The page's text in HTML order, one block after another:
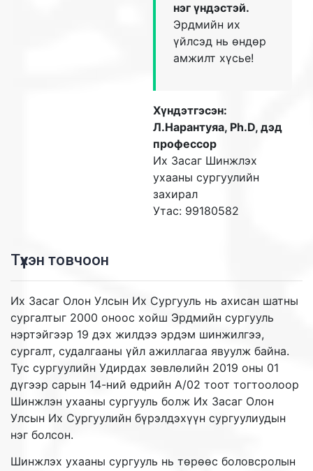
нэг үндэстэй.
Эрдмийн их
үйлсэд нь өндөр
амжилт хүсье!
Хүндэтгэсэн:
Л.Нарантуяа, Ph.D, дэд
профессор
Их Засаг Шинжлэх
ухааны сургуулийн
захирал
Утас: 99180582
Түүхэн товчоон
Их Засаг Олон Улсын Их Сургууль нь ахисан шатны
сургалтыг 2000 оноос хойш Эрдмийн сургууль
нэртэйгээр 19 дэх жилдээ эрдэм шинжилгээ,
сургалт, судалгааны үйл ажиллагаа явуулж байна.
Тус сургуулийн Удирдах зөвлөлийн 2019 оны 01
дүгээр сарын 14-ний өдрийн А/02 тоот тогтоолоор
Шинжлэн ухааны сургууль болж Их Засаг Олон
Улсын Их Сургуулийн бүрэлдэхүүн сургуулиудын
нэг болсон.
Шинжлэх ухааны сургууль нь төрөөс боловсролын